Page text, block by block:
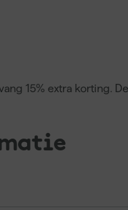
15% extra korting.